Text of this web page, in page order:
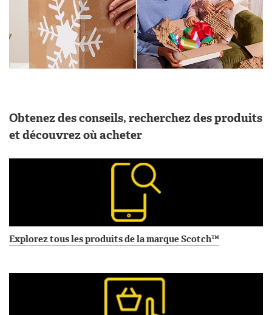
Obtenez des conseils, recherchez des produits
et découvrez où acheter
Explorez tous les produits de la marque Scotch™